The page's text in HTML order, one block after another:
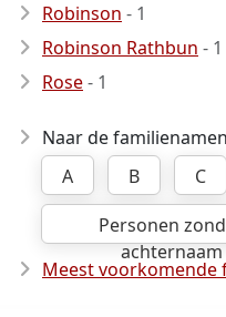
Robinson - 1
Robinson Rathbun - 1
Rose- 1
Naar de
A
B C
Personen
achternaam
Meest voorkomende